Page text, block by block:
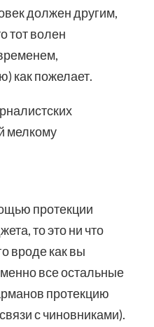
должен другим,
тот волен
как пожелает.
мелкому
протекции
то это ни что
вроде как вы
все остальные
протекцию
с чиновниками).